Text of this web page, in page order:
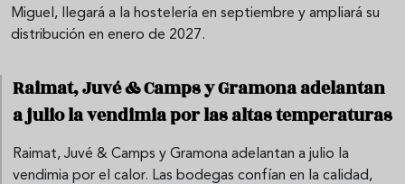
Miguel, llegará a la hostelería en septiembre y ampliará su
distribución en enero de 2027.
Raimat, Juvé & Camps y Gramona adelantan
a julio la vendimia por las altas temperaturas
Raimat, Juvé & Camps y Gramona adelantan a julio la
vendimia por el calor. Las bodegas confían en la calidad,